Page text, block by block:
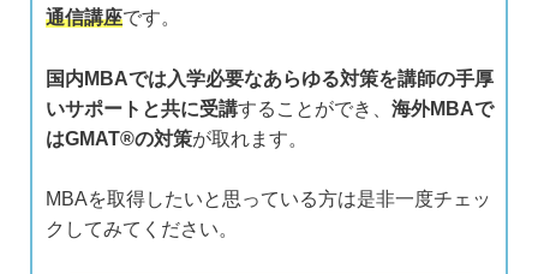
通信講座です。
国内MBAでは入学必要なあらゆる対策を講師の手厚
いサポートと共に受講することができ、海外MBAで
はGMAT®︎の対策が取れます。
MBAを取得したいと思っている方は是非一度チェッ
クしてみてください。